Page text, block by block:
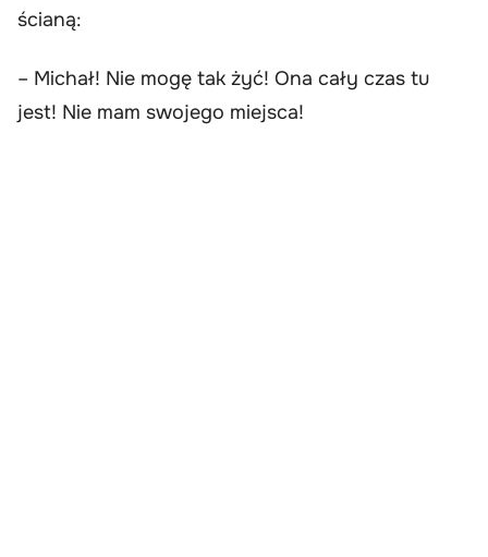
ścianą:
– Michał! Nie mogę tak żyć! Ona cały czas tu
jest! Nie mam swojego miejsca!